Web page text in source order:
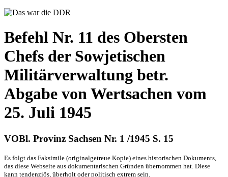
Befehl Nr. 11 des Obersten
Chefs der Sowjetischen
Militärverwaltung betr.
Abgabe von Wertsachen vom
25. Juli 1945
VOBl. Provinz Sachsen Nr. 1 /1945 S. 15
Es folgt das Faksimile (originalgetreue Kopie) eines historischen Dokuments,
das diese Webseite aus dokumentarischen Gründen übernommen hat. Diese
kann tendenziös, überholt oder politisch extrem sein.